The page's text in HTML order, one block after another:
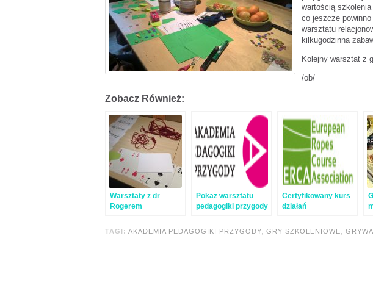
wartością szkolenia
co jeszcze
warsztatu
kilkugodzinna
Kolejny warsztat z
/ob/
Zobacz Również:
Warsztaty z dr
Rogerem
relacja
Pokaz warsztatu
pedagogiki przygody
Certyfikowany kurs
działań
niskim parku
TAGI: AKADEMIA PEDAGOGIKI PRZYGODY GRY SZKOLENIOWE